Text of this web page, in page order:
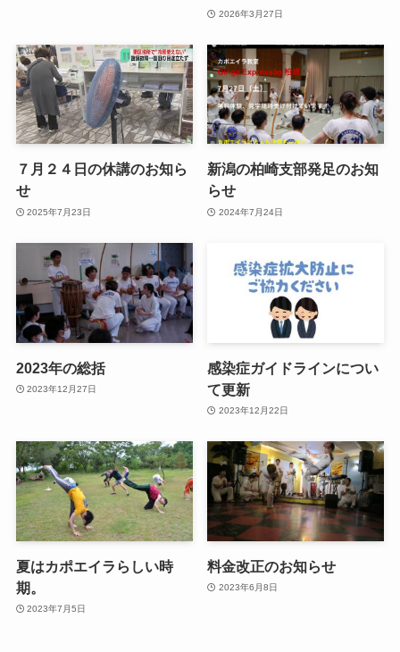
2026年3月27日
７月２４日の休講のお知ら
せ
2025年7月23日
新潟の柏崎支部発足のお知
らせ
2024年7月24日
2023年の総括
2023年12月27日
感染症ガイドラインについ
て更新
2023年12月22日
夏はカポエイラらしい時
期。
2023年7月5日
料金改正のお知らせ
2023年6月8日